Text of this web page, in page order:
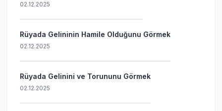
02.12.2025
Rüyada Gelininin Hamile Olduğunu Görmek
02.12.2025
Rüyada Gelinini ve Torununu Görmek
02.12.2025